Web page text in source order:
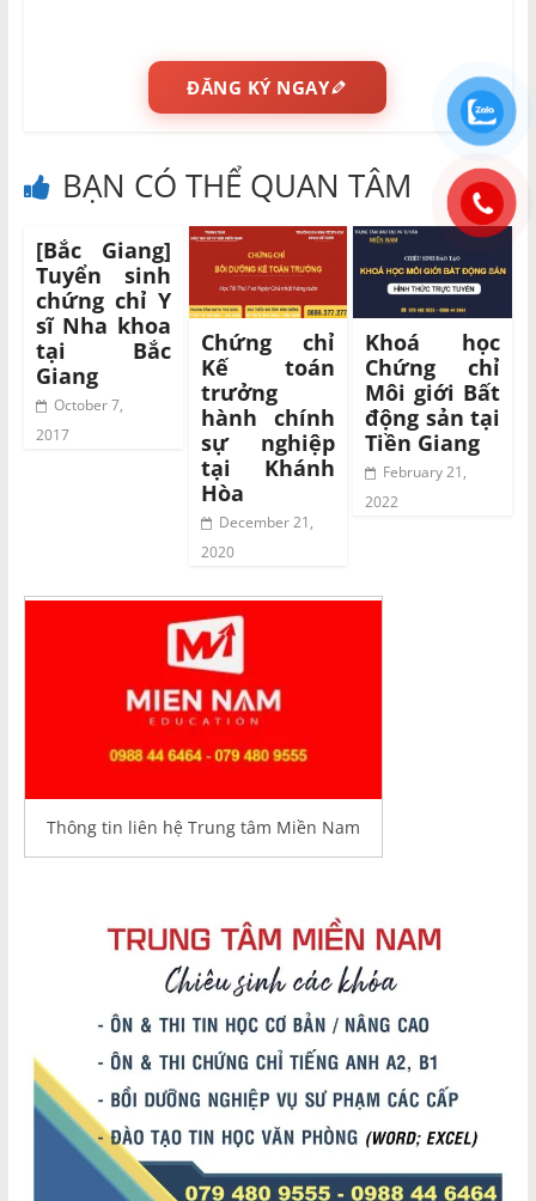
ĐĂNG KÝ NGAY
BẠN CÓ THỂ QUAN TÂM
[Bắc Giang]
Tuyển sinh
chứng chỉ Y
sĩ Nha khoa
tại Bắc
Giang
October 7,
2017
Chứng chỉ
Kế toán
trưởng
hành chính
sự nghiệp
tại Khánh
Hòa
December 21,
2020
Khoá học
Chứng chỉ
Môi giới Bất
động sản tại
Tiền Giang
February 21,
2022
Thông tin liên hệ Trung tâm Miền Nam